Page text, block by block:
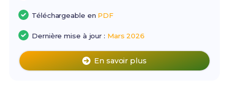
Téléchargeable en PDF
Dernière mise à jour : Mars 2026
En savoir plus